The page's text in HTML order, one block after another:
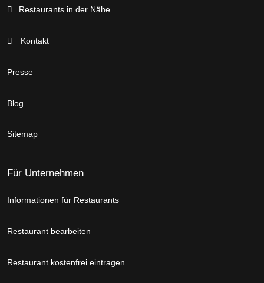
Restaurants in der Nähe
Kontakt
Presse
Blog
Sitemap
Für Unternehmen
Informationen für Restaurants
Restaurant bearbeiten
Restaurant kostenfrei eintragen